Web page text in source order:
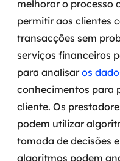
melhorar o processo
permitir aos clientes
transacções sem
serviços financeiros
para analisaros
conhecimentos para
cliente. Os
podem utilizar
tomada de decisões
algoritmos podem